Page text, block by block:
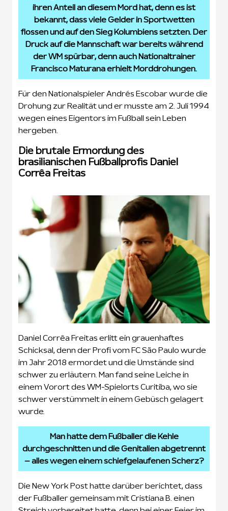
ihren Anteil an diesem Mord hat, denn es ist
bekannt, dass viele Gelder in Sportwetten
flossen und auf den Sieg Kolumbiens setzten. Der
Druck auf die Mannschaft war bereits während
der WM spürbar, denn auch Nationaltrainer
Francisco Maturana erhielt Morddrohungen.
Für den Nationalspieler Andrés Escobar wurde die
Drohung zur Realität und er musste am 2. Juli 1994
wegen eines Eigentors im Fußball sein Leben
hergeben.
Die brutale Ermordung des
brasilianischen Fußballprofis Daniel
Corrêa Freitas
Daniel Corrêa Freitas erlitt ein grauenhaftes
Schicksal, denn der Profi vom FC São Paulo wurde
im Jahr 2018 ermordet und die Umstände sind
schwer zu erläutern. Man fand seine Leiche in
einem Vorort des WM-Spielorts Curitiba, wo sie
schwer verstümmelt in einem Gebüsch gelagert
wurde.
Man hatte dem Fußballer die Kehle
durchgeschnitten und die Genitalien abgetrennt
– alles wegen einem schiefgelaufenen Scherz?
Die New York Post hatte darüber berichtet, dass
der Fußballer gemeinsam mit Cristiana B. einen